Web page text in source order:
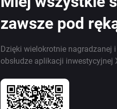
zawsze pod
Dzięki wielokrotnie nagradzanej i
obsłudze aplikacji inwestycyjnej